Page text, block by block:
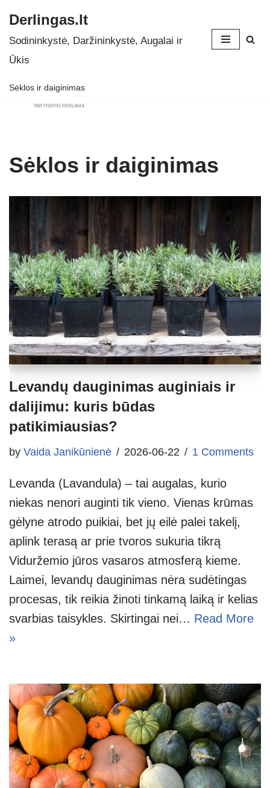
Skip
to
Derlingas.lt
Sodininkystė, Daržininkystė, Augalai ir
Ūkis
Sėklos ir daiginimas
PARTNERIO REKLAMA
Sėklos ir daiginimas
Levandų dauginimas auginiais ir
dalijimu: kuris būdas
patikimiausias?
by Vaida Janikūnienė 2026-06-22 1 Comments
Levanda (Lavandula) – tai augalas, kurio
niekas nenori auginti tik vieno. Vienas krūmas
gėlyne atrodo puikiai, bet jų eilė palei takelį,
aplink terasą ar prie tvoros sukuria tikrą
Viduržemio jūros vasaros atmosferą kieme.
Laimei, levandų dauginimas nėra sudėtingas
procesas, tik reikia žinoti tinkamą laiką ir kelias
svarbias taisykles. Skirtingai nei… Read More
»